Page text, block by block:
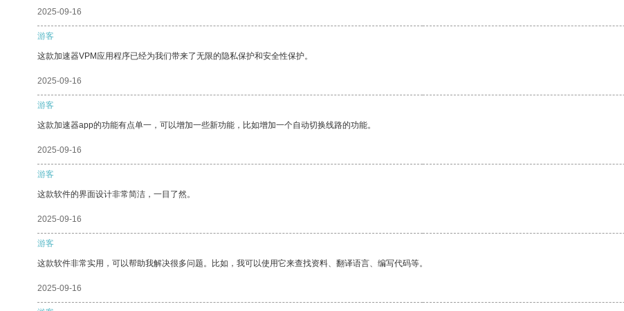
2025-09-16
游客
这款加速器VPM应用程序已经为我们带来了无限的隐私保护和安全性保护。
2025-09-16
游客
这款加速器app的功能有点单一，可以增加一些新功能，比如增加一个自动切换线路的功能。
2025-09-16
游客
这款软件的界面设计非常简洁，一目了然。
2025-09-16
游客
这款软件非常实用，可以帮助我解决很多问题。比如，我可以使用它来查找资料、翻译语言、编写代码等。
2025-09-16